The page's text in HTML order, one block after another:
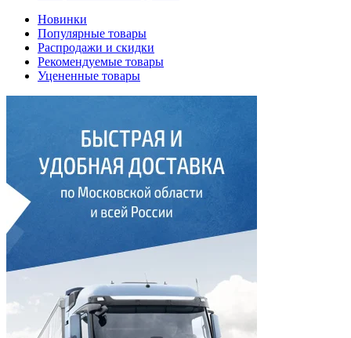
Новинки
Популярные товары
Распродажи и скидки
Рекомендуемые товары
Уцененные товары